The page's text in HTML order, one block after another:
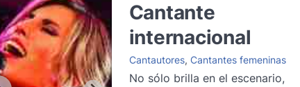
Cantante
internacional
Cantautores, Cantantes femeninas
No sólo brilla en el escenario,